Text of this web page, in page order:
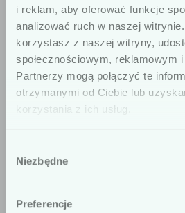
i reklam, aby oferować funkcje
analizować ruch w naszej
korzystasz z naszej witryny,
społecznościowym, reklamowym
Partnerzy mogą połączyć te
otrzymanymi od Ciebie lub
korzystania z ich usług.
zgody
Niezbędne
Preferencje
koncentrat
Szanowni użytkownicy
Informujemy, że
profesjonalnie
szczególności, kierujemy